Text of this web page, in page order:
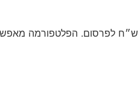
סיטי סטוק הוא אתר ייעודי לפרסום סטוקים ומלאי עסקי בכמויות גדולות, ללא עמלות וללא תיווך